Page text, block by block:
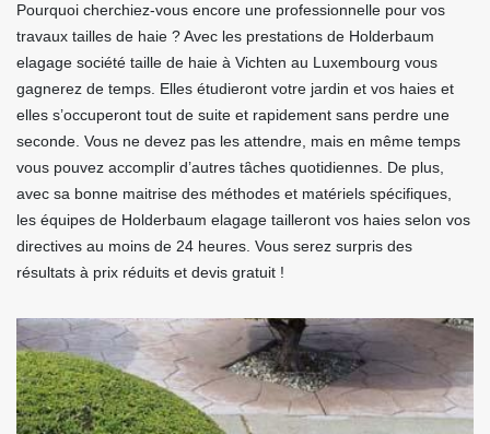
Pourquoi cherchiez-vous encore une professionnelle pour vos
travaux tailles de haie ? Avec les prestations de Holderbaum
elagage société taille de haie à Vichten au Luxembourg vous
gagnerez de temps. Elles étudieront votre jardin et vos haies et
elles s’occuperont tout de suite et rapidement sans perdre une
seconde. Vous ne devez pas les attendre, mais en même temps
vous pouvez accomplir d’autres tâches quotidiennes. De plus,
avec sa bonne maitrise des méthodes et matériels spécifiques,
les équipes de Holderbaum elagage tailleront vos haies selon vos
directives au moins de 24 heures. Vous serez surpris des
résultats à prix réduits et devis gratuit !